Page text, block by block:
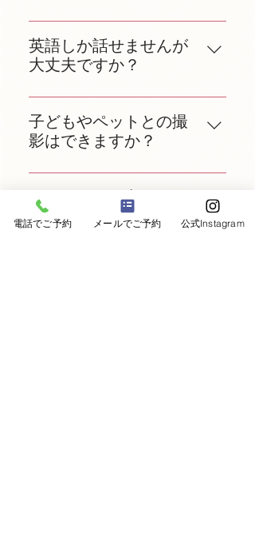
撮影後、通常3〜5営業日以内に写
真をオンラインギャラリーでお届
けします。
英語しか話せませんが
大丈夫ですか？
もちろん大丈夫です！スタッフは
英語と日本語、オランダ語に対応
していますので、安心してご利用
子どもやペットとの撮
影はできますか？
はい、可能です。お子様用のおも
ちゃや、ペットと一緒に写れる空
間をご用意しています。事前にお
キャンセルや変更はで
きますか？
電話でご予約 メールでご予約 公式Instagram